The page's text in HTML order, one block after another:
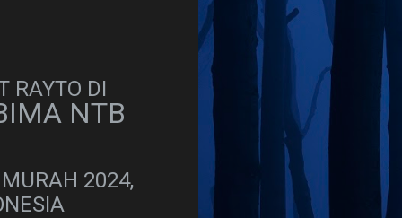
RAYTO DI
NTB
2024,